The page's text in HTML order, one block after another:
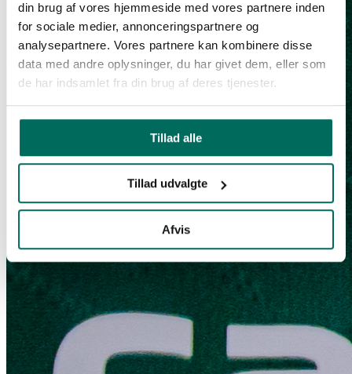
din brug af vores hjemmeside med vores partnere inden
for sociale medier, annonceringspartnere og
analysepartnere. Vores partnere kan kombinere disse
data med andre oplysninger, du har givet dem, eller som
de har indsamlet fra din brug af deres tjenester.
Tillad alle
Tillad udvalgte
Afvis